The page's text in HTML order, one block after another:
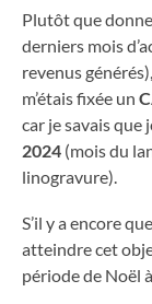
Plutôt que
derniers mois
revenus
m’étais fixée un
car je savais que
2024 (mois du
linogravure).
S’il y a encore
atteindre cet
période de Noël